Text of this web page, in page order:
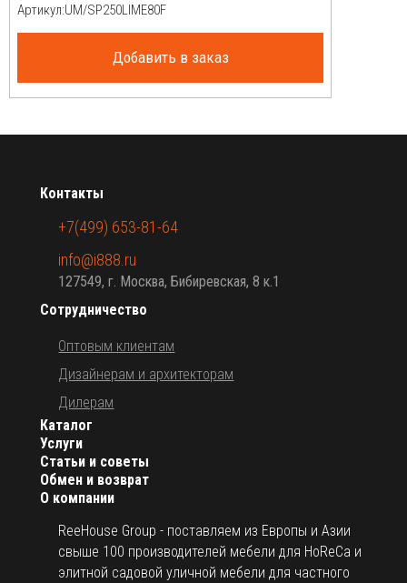
Артикул:
Добавить в заказ
О компании
ReeHouse Group - поставляем из Европы и Азии
свыше 100 производителей мебели для HoReCa и
элитной садовой уличной мебели для частного
Каталог
Услуги
Статьи и советы
Обмен и возврат
Сотрудничество
Оптовым клиентам
Дизайнерам и архитекторам
Дилерам
Контакты
+7(499) 653-81-64
info@i888.ru
127549, г. Москва, Бибиревская, 8 к.1